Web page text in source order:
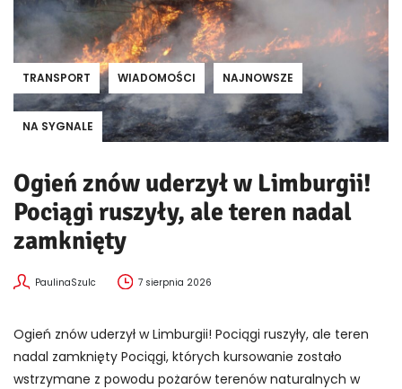
TRANSPORT WIADOMOŚCI NAJNOWSZE
NA SYGNALE
Ogień znów uderzył w Limburgii!
Pociągi ruszyły, ale teren nadal
zamknięty
PaulinaSzulc 7 sierpnia 2026
Ogień znów uderzył w Limburgii! Pociągi ruszyły, ale teren
nadal zamknięty Pociągi, których kursowanie zostało
wstrzymane z powodu pożarów terenów naturalnych w